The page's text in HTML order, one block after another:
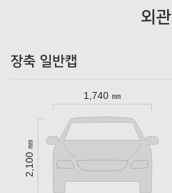
외관
장축 일반캡
1,740 ㎜
2,100 ㎜